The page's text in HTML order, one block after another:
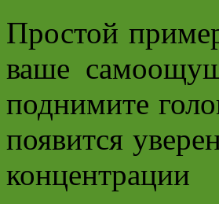
Простой
ваше
поднимите
появится
концентрации